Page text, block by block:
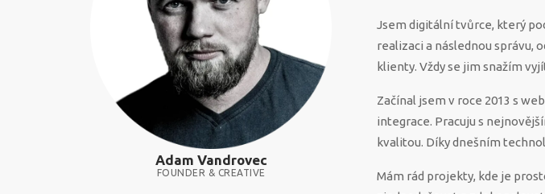
Adam Vandrovec
FOUNDER & CREATIVE
Jsem digitální tvůrce, který
realizaci a následnou správu,
klienty. Vždy se jim snažím
Začínal jsem v roce 2013 s
integrace. Pracuju s
kvalitou. Díky dnešním
Mám rád projekty, kde je